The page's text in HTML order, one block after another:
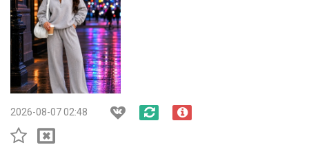
2026-08-07 02:48